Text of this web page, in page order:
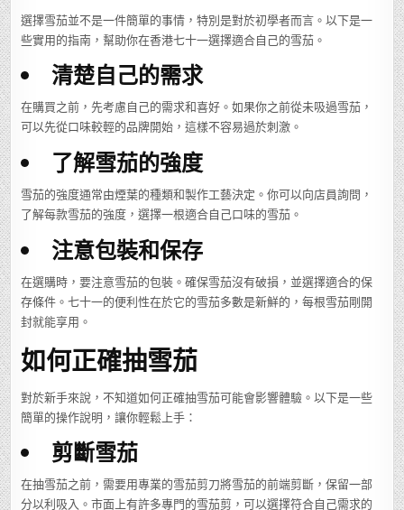
選擇雪茄並不是一件簡單的事情，特別是對於初學者而言。以下是一
些實用的指南，幫助你在香港七十一選擇適合自己的雪茄。
清楚自己的需求
在購買之前，先考慮自己的需求和喜好。如果你之前從未吸過雪茄，
可以先從口味較輕的品牌開始，這樣不容易過於刺激。
了解雪茄的強度
雪茄的強度通常由煙葉的種類和製作工藝決定。你可以向店員詢問，
了解每款雪茄的強度，選擇一根適合自己口味的雪茄。
注意包裝和保存
在選購時，要注意雪茄的包裝。確保雪茄沒有破損，並選擇適合的保
存條件。七十一的便利性在於它的雪茄多數是新鮮的，每根雪茄剛開
封就能享用。
如何正確抽雪茄
對於新手來說，不知道如何正確抽雪茄可能會影響體驗。以下是一些
簡單的操作說明，讓你輕鬆上手：
剪斷雪茄
在抽雪茄之前，需要用專業的雪茄剪刀將雪茄的前端剪斷，保留一部
分以利吸入。市面上有許多專門的雪茄剪，可以選擇符合自己需求的